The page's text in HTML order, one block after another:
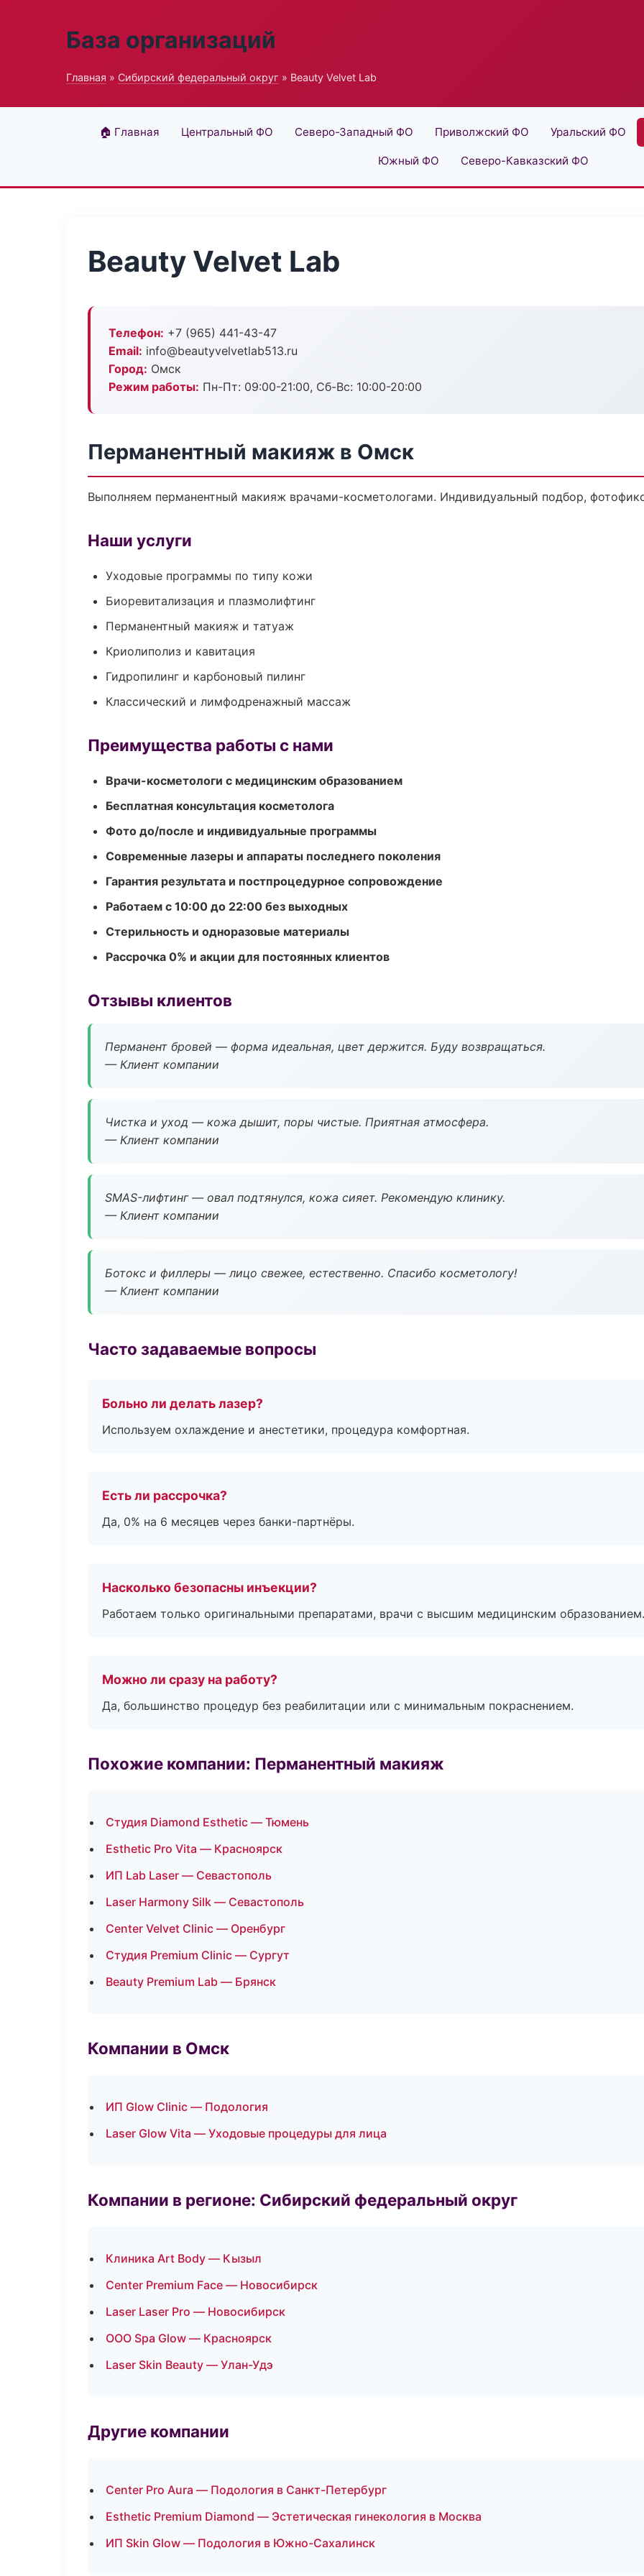
База организаций
Главная » Сибирский федеральный округ » Beauty Velvet Lab
🏠 Главная Центральный ФО Северо-Западный ФО Приволжский ФО Уральский ФО
Южный ФО Северо-Кавказский ФО
Beauty Velvet Lab
Телефон: +7 (965) 441-43-47
Email: info@beautyvelvetlab513.ru
Город: Омск
Режим работы: Пн-Пт: 09:00-21:00, Сб-Вс: 10:00-20:00
Перманентный макияж в Омск
Выполняем перманентный макияж врачами-косметологами. Индивидуальный подбор,
Наши услуги
Уходовые программы по типу кожи
Биоревитализация и плазмолифтинг
Перманентный макияж и татуаж
Криолиполиз и кавитация
Гидропилинг и карбоновый пилинг
Классический и лимфодренажный массаж
Преимущества работы с нами
Врачи-косметологи с медицинским образованием
Бесплатная консультация косметолога
Фото до/после и индивидуальные программы
Современные лазеры и аппараты последнего поколения
Гарантия результата и постпроцедурное сопровождение
Работаем с 10:00 до 22:00 без выходных
Стерильность и одноразовые материалы
Рассрочка 0% и акции для постоянных клиентов
Отзывы клиентов
Перманент бровей — форма идеальная, цвет держится. Буду возвращаться.
— Клиент компании
Чистка и уход — кожа дышит, поры чистые. Приятная атмосфера.
— Клиент компании
SMAS-лифтинг — овал подтянулся, кожа сияет. Рекомендую клинику.
— Клиент компании
Ботокс и филлеры — лицо свежее, естественно. Спасибо косметологу!
— Клиент компании
Часто задаваемые вопросы
Больно ли делать лазер?
Используем охлаждение и анестетики, процедура комфортная.
Есть ли рассрочка?
Да, 0% на 6 месяцев через банки-партнёры.
Насколько безопасны инъекции?
Работаем только оригинальными препаратами, врачи с высшим медицинским образованием.
Можно ли сразу на работу?
Да, большинство процедур без реабилитации или с минимальным покраснением.
Похожие компании: Перманентный макияж
Студия Diamond Esthetic — Тюмень
Esthetic Pro Vita — Красноярск
ИП Lab Laser — Севастополь
Laser Harmony Silk — Севастополь
Center Velvet Clinic — Оренбург
Студия Premium Clinic — Сургут
Beauty Premium Lab — Брянск
Компании в Омск
ИП Glow Clinic — Подология
Laser Glow Vita — Уходовые процедуры для лица
Компании в регионе: Сибирский федеральный округ
Клиника Art Body — Кызыл
Center Premium Face — Новосибирск
Laser Laser Pro — Новосибирск
ООО Spa Glow — Красноярск
Laser Skin Beauty — Улан-Удэ
Другие компании
Center Pro Aura — Подология в Санкт-Петербург
Esthetic Premium Diamond — Эстетическая гинекология в Москва
ИП Skin Glow — Подология в Южно-Сахалинск